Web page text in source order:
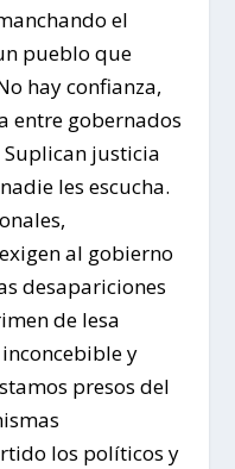
el
pueblo que
hay confianza,
entre gobernados
justicia
les escucha.
al gobierno
desapariciones
de lesa
y
presos del
los políticos y